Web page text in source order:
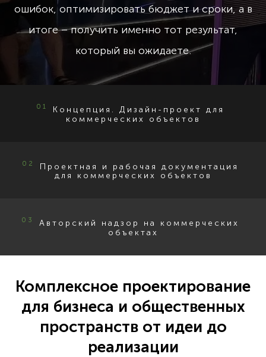
ошибок, оптимизировать бюджет и сроки, а в
итоге – получить именно тот результат,
который вы ожидаете.
01
Концепция. Дизайн-проект для
коммерческих объектов
02
Проектная и рабочая документация
для коммерческих объектов
03
Авторский надзор на коммерческих
объектах
Комплексное проектирование
для бизнеса и общественных
пространств от идеи до
реализации